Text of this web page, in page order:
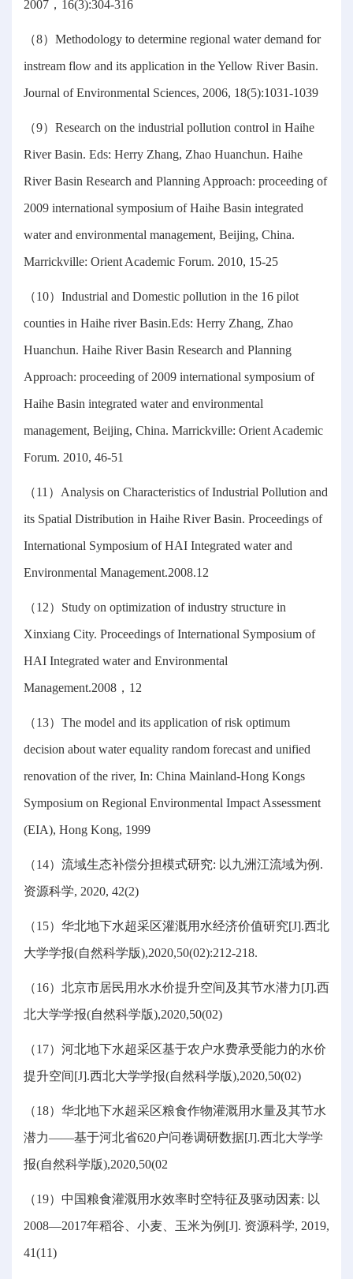
2007，16(3):304-316
（8）Methodology to determine regional water demand for
instream flow and its application in the Yellow River Basin.
Journal of Environmental Sciences, 2006, 18(5):1031-1039
（9）Research on the industrial pollution control in Haihe
River Basin. Eds: Herry Zhang, Zhao Huanchun. Haihe
River Basin Research and Planning Approach: proceeding of
2009 international symposium of Haihe Basin integrated
water and environmental management, Beijing, China.
Marrickville: Orient Academic Forum. 2010, 15-25
（10）Industrial and Domestic pollution in the 16 pilot
counties in Haihe river Basin.Eds: Herry Zhang, Zhao
Huanchun. Haihe River Basin Research and Planning
Approach: proceeding of 2009 international symposium of
Haihe Basin integrated water and environmental
management, Beijing, China. Marrickville: Orient Academic
Forum. 2010, 46-51
（11）Analysis on Characteristics of Industrial Pollution and
its Spatial Distribution in Haihe River Basin. Proceedings of
International Symposium of HAI Integrated water and
Environmental Management.2008.12
（12）Study on optimization of industry structure in
Xinxiang City. Proceedings of International Symposium of
HAI Integrated water and Environmental
Management.2008，12
（13）The model and its application of risk optimum
decision about water equality random forecast and unified
renovation of the river, In: China Mainland-Hong Kongs
Symposium on Regional Environmental Impact Assessment
(EIA), Hong Kong, 1999
（14）流域生态补偿分担模式研究: 以九洲江流域为例.
资源科学, 2020, 42(2)
（15）华北地下水超采区灌溉用水经济价值研究[J].西北
大学学报(自然科学版),2020,50(02):212-218.
（16）北京市居民用水水价提升空间及其节水潜力[J].西
北大学学报(自然科学版),2020,50(02)
（17）河北地下水超采区基于农户水费承受能力的水价
提升空间[J].西北大学学报(自然科学版),2020,50(02)
（18）华北地下水超采区粮食作物灌溉用水量及其节水
潜力——基于河北省620户问卷调研数据[J].西北大学学
报(自然科学版),2020,50(02
（19）中国粮食灌溉用水效率时空特征及驱动因素: 以
2008—2017年稻谷、小麦、玉米为例[J]. 资源科学, 2019,
41(11)